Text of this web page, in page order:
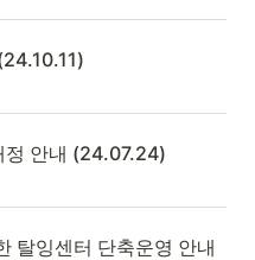
정 안내 (24.07.24)
탈잉센터 단축운영 안내